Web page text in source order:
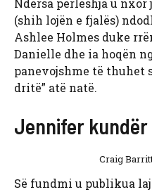
Ndërsa përleshja u
(shih lojën e fjalës)
Ashlee Holmes duke
Danielle dhe ia hoqën
panevojshme të thuhet
dritë” atë natë.
Jennifer kundër
Craig
Së fundmi u publikua